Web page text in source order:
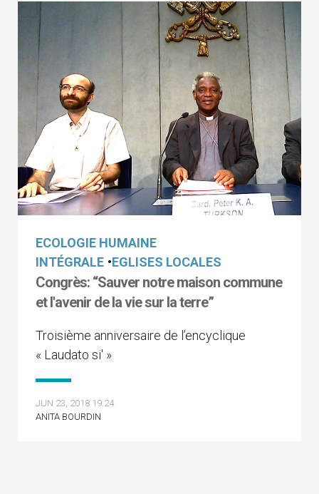
ECOLOGIE HUMAINE
INTÉGRALE •EGLISES LOCALES
Congrès: “Sauver notre maison commune
et l'avenir de la vie sur la terre”
Troisième anniversaire de l’encyclique
« Laudato si' »
JUN 23, 2018 19:24
ANITA BOURDIN